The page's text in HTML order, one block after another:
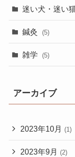
迷い犬・迷い
鍼灸 (5)
雑学 (5)
アーカイブ
2023年10月 (1)
2023年9月 (2)